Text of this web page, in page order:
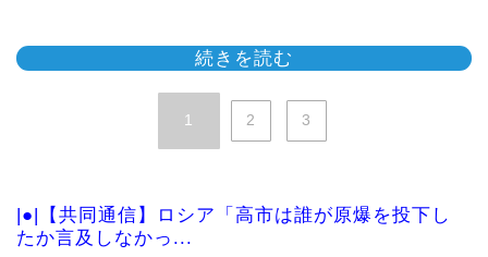
続きを読む
1 2 3
|●|【共同通信】ロシア「高市は誰が原爆を投下し
たか言及しなかっ...